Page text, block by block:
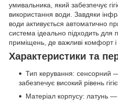
умивальника, який забезпечує
використання води. Завдяки
води активується автоматично
система ідеально підходить для
приміщень, де важливі комфорт і
Характеристики та
Тип керування: сенсорний —
забезпечує високий рівень
Матеріал корпусу: латунь —